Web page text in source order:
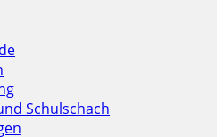
Schulschach